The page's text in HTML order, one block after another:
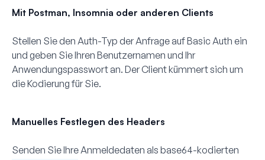
Mit Postman, Insomnia oder anderen Clients
Stellen Sie den Auth-Typ der Anfrage aufBasic Auth ein
und geben Sie Ihren Benutzernamen und Ihr
Anwendungspasswort an. Der Client kümmert sich um
die Kodierung für Sie.
Manuelles Festlegen des Headers
Senden Sie Ihre Anmeldedaten als base64-kodierten